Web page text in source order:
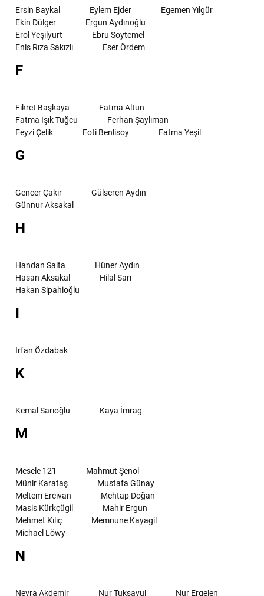
Ersin Baykal Eylem Ejder
Egemen Yılgür
Ekin Dülger
Ergun Aydınoğlu
Erol Yeşilyurt
Ebru Soytemel
Enis Rıza Sakızlı
Eser Ördem
F
Fikret Başkaya
Fatma Altun
Fatma Işık Tuğcu
Ferhan Şaylıman
Feyzi Çelik
Foti Benlisoy Fatma Yeşil
G
Gencer Çakır
Gülseren Aydın
Günnur Aksakal
H
Handan Salta
Hüner Aydın
Hasan Aksakal
Hilal Sarı
Hakan Sipahioğlu
I
Irfan Özdabak
K
Kemal Sarıoğlu Kaya İmrag
M
Mesele 121
Mahmut Şenol
Münir Karataş
Mustafa Günay
Meltem Ercivan
Mehtap Doğan
Masis Kürkçügil
Mahir Ergun
Mehmet Kılıç
Memnune Kayagil
Michael Löwy
N
Nevra Akdemir Nur Tuksavul Nur Ergelen